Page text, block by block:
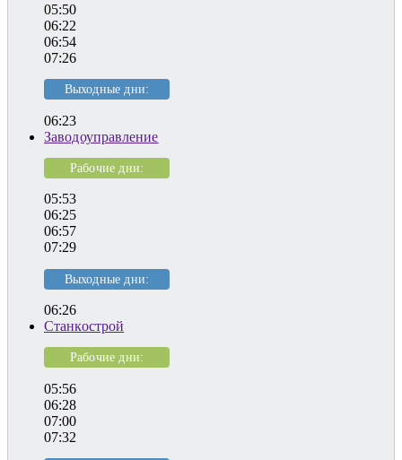
05:50
06:22
06:54
07:26
Выходные дни:
06:23
Заводоуправление
Рабочие дни:
05:53
06:25
06:57
07:29
Выходные дни:
06:26
Станкострой
Рабочие дни:
05:56
06:28
07:00
07:32